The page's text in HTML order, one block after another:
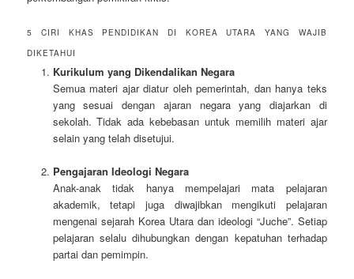
5 CIRI KHAS PENDIDIKAN DI KOREA UTARA YANG WAJIB
DIKETAHUI
Kurikulum yang Dikendalikan Negara
Semua materi ajar diatur oleh pemerintah, dan hanya teks
yang sesuai dengan ajaran negara yang diajarkan di
sekolah. Tidak ada kebebasan untuk memilih materi ajar
selain yang telah disetujui.
Pengajaran Ideologi Negara
Anak-anak tidak hanya mempelajari mata pelajaran
akademik, tetapi juga diwajibkan mengikuti pelajaran
mengenai sejarah Korea Utara dan ideologi “Juche”. Setiap
pelajaran selalu dihubungkan dengan kepatuhan terhadap
partai dan pemimpin.